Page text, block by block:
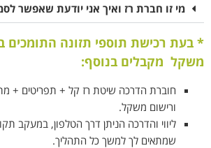
מי זו חברת רז ואיך אני יודעת שאפשר
* בעת רכישת תוספי תזונה התומכים
משקל מקבלים בנוסף:
חוברת הדרכה שיטת רז קל + תפריטים +
ורישום משקל.
ליווי והדרכה הניתן דרך הטלפון, במעקב
שמתאים לך למשך כל התהליך.